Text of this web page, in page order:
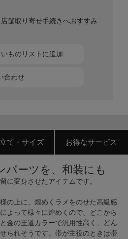
合わせ
ものリストに追加
舗取り寄せ手続きへおすすみ
て・サイズ お得なサービス
パーツを、和装にも
に変身させたアイテムです。
の上に、煌めくラメをのせた高級感
よって様々に煌めくので、どこから
金の王道カラーで汎用性高く、どん
られそうです。帯が主役のときは帯